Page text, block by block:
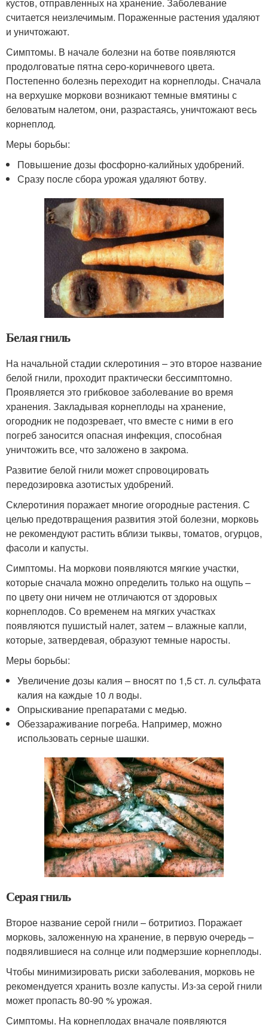
считается неизлечимым. Пораженные растения удаляют
и уничтожают.
Симптомы. В начале болезни на ботве появляются
продолговатые пятна серо-коричневого цвета.
Постепенно болезнь переходит на корнеплоды. Сначала
на верхушке моркови возникают темные вмятины с
беловатым налетом, они, разрастаясь, уничтожают весь
корнеплод.
Меры борьбы:
Повышение дозы фосфорно-калийных удобрений.
Сразу после сбора урожая удаляют ботву.
Белая гниль
На начальной стадии склеротиния – это второе название
белой гнили, проходит практически бессимптомно.
Проявляется это грибковое заболевание во время
хранения. Закладывая корнеплоды на хранение,
огородник не подозревает, что вместе с ними в его
погреб заносится опасная инфекция, способная
уничтожить все, что заложено в закрома.
Развитие белой гнили может спровоцировать
передозировка азотистых удобрений.
Склеротиния поражает многие огородные растения. С
целью предотвращения развития этой болезни, морковь
не рекомендуют растить вблизи тыквы, томатов, огурцов,
фасоли и капусты.
Симптомы. На моркови появляются мягкие участки,
которые сначала можно определить только на ощупь –
по цвету они ничем не отличаются от здоровых
корнеплодов. Со временем на мягких участках
появляются пушистый налет, затем – влажные капли,
которые, затвердевая, образуют темные наросты.
Меры борьбы:
Увеличение дозы калия – вносят по 1,5 ст. л. сульфата
калия на каждые 10 л воды.
Опрыскивание препаратами с медью.
Обеззараживание погреба. Например, можно
использовать серные шашки.
Серая гниль
Второе название серой гнили – ботритиоз. Поражает
морковь, заложенную на хранение, в первую очередь –
подвялившиеся на солнце или подмерзшие корнеплоды.
Чтобы минимизировать риски заболевания, морковь не
рекомендуется хранить возле капусты. Из-за серой гнили
может пропасть 80-90 % урожая.
Симптомы. На корнеплодах вначале появляются